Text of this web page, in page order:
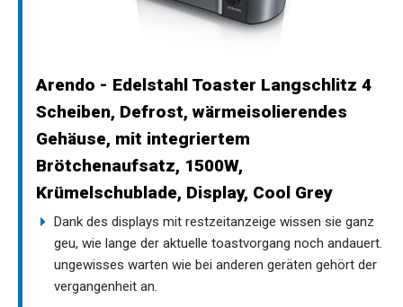
Arendo - Edelstahl Toaster Langschlitz 4
Scheiben, Defrost, wärmeisolierendes
Gehäuse, mit integriertem
Brötchenaufsatz, 1500W,
Krümelschublade, Display, Cool Grey
Dank des displays mit restzeitanzeige wissen sie ganz
geu, wie lange der aktuelle toastvorgang noch andauert.
ungewisses warten wie bei anderen geräten gehört der
vergangenheit an.